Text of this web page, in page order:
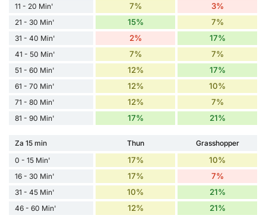
11 - 20 Min' 7% 3%
21 - 30 Min' 15% 7%
31 - 40 Min' 2% 17%
41 - 50 Min' 7% 7%
51 - 60 Min' 12% 17%
61 - 70 Min' 12% 10%
71 - 80 Min' 12% 7%
81 - 90 Min' 17% 21%
Za 15 min Thun
Grasshopper
0 - 15 Min'
17% 10%
16 - 30 Min' 17% 7%
31 - 45 Min' 10% 21%
46 - 60 Min' 12% 21%